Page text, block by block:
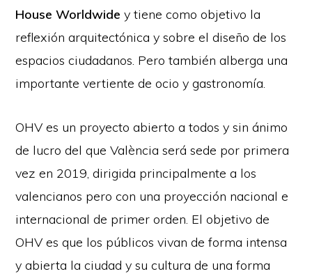
House Worldwide y tiene como objetivo la
reflexión arquitectónica y sobre el diseño de los
espacios ciudadanos. Pero también alberga una
importante vertiente de ocio y gastronomía.
OHV es un proyecto abierto a todos y sin ánimo
de lucro del que València será sede por primera
vez en 2019, dirigida principalmente a los
valencianos pero con una proyección nacional e
internacional de primer orden. El objetivo de
OHV es que los públicos vivan de forma intensa
y abierta la ciudad y su cultura de una forma